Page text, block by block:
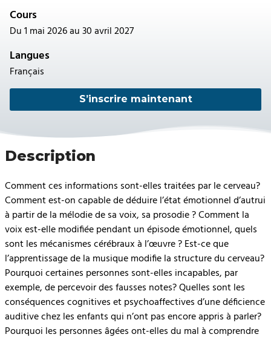
Cours
Du 1 mai 2026 au 30 avril 2027
Langues
Français
S’inscrire maintenant
Description
Comment ces informations sont-elles traitées par le cerveau?
Comment est-on capable de déduire l’état émotionnel d’autrui
à partir de la mélodie de sa voix, sa prosodie ? Comment la
voix est-elle modifiée pendant un épisode émotionnel, quels
sont les mécanismes cérébraux à l’œuvre ? Est-ce que
l’apprentissage de la musique modifie la structure du cerveau?
Pourquoi certaines personnes sont-elles incapables, par
exemple, de percevoir des fausses notes? Quelles sont les
conséquences cognitives et psychoaffectives d’une déficience
auditive chez les enfants qui n’ont pas encore appris à parler?
Pourquoi les personnes âgées ont-elles du mal à comprendre